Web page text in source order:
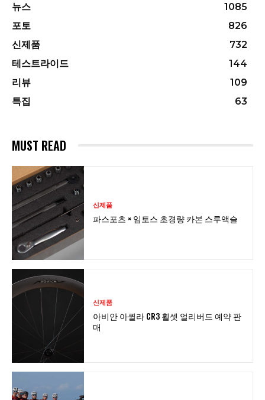
뉴스
1085
포토
826
신제품
732
테스트라이드
144
리뷰
109
특집
63
MUST READ
신제품
파스포츠 × 임토스 초경량 카본 스루액슬
신제품
아비안 아퀼라 CR3 휠셋 얼리버드 예약 판
매